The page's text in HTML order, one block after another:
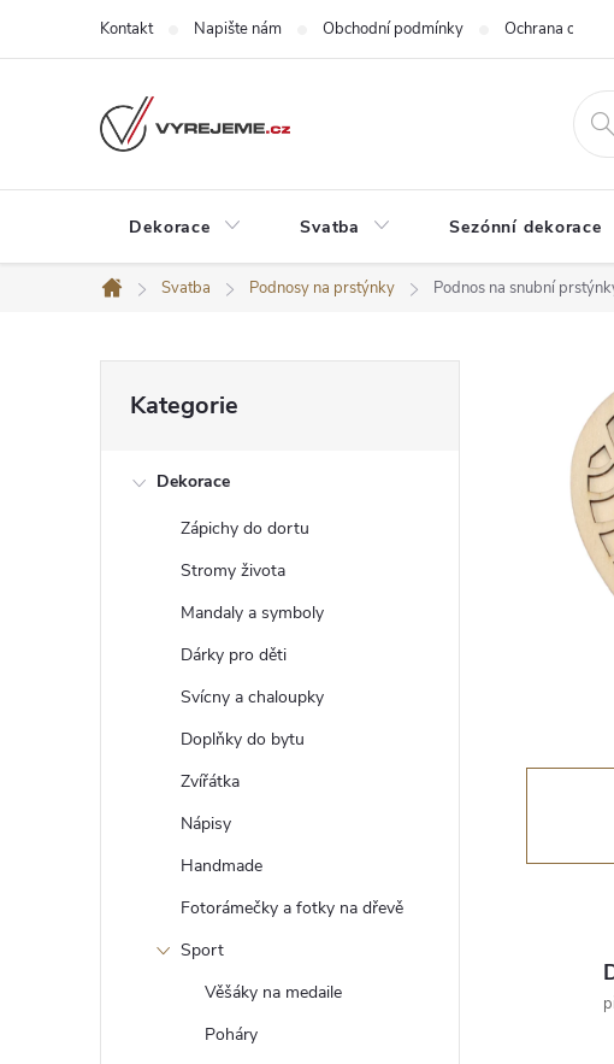
Kontakt Napište nám Obchodní podmínky Ochrana
Dekorace Svatba Sezónní dekorace
Domů
Svatba Podnosy na prstýnky Podnos na snubní
kategorie
Kategorie
Dekorace
Zápichy do dortu
Stromy života
Mandaly a symboly
Dárky pro děti
Svícny a chaloupky
Doplňky do bytu
Zvířátka
Nápisy
Handmade
Fotorámečky a fotky na dřevě
Sport
Věšáky na medaile
Poháry